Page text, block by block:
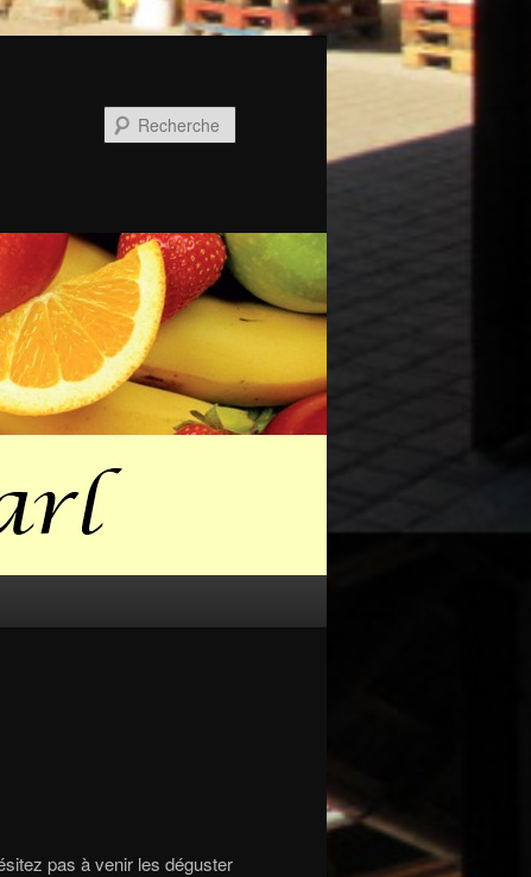
pas à venir les déguster